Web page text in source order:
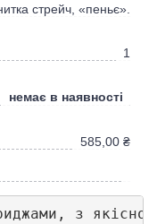
стрейч, «пеньє».
1
немає в наявності
585,00 ₴
з